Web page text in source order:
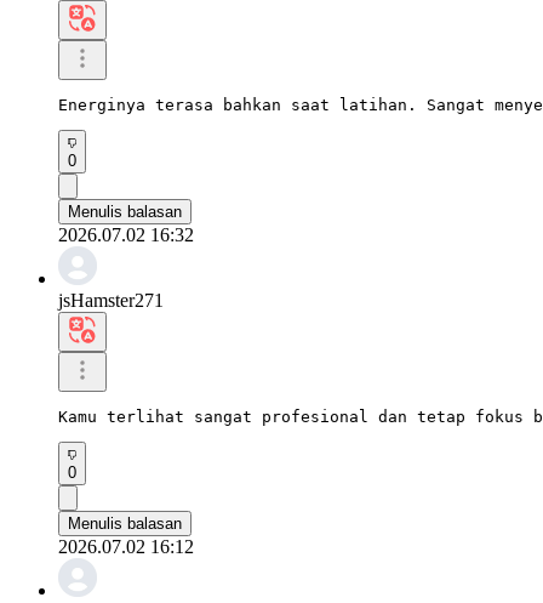
Energinya terasa bahkan saat latihan. Sangat
0
Menulis balasan
2026.07.02 16:32
jsHamster271
Kamu terlihat sangat profesional dan tetap fokus
0
Menulis balasan
2026.07.02 16:12